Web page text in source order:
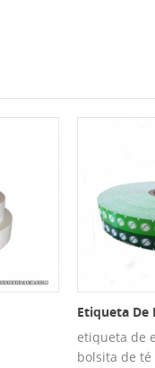
Etiqueta De
etiqueta de
bolsita de té